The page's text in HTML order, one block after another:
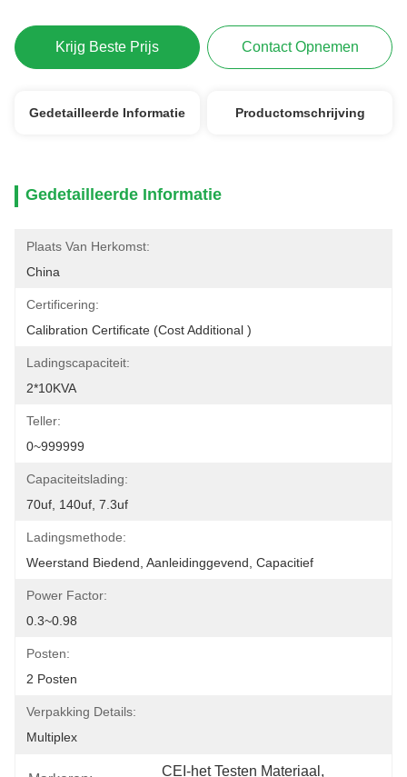
Krijg Beste Prijs Contact Opnemen
Gedetailleerde Informatie Productomschrijving
Gedetailleerde Informatie
Plaats Van Herkomst:
China
Certificering:
Calibration Certificate (cost Additional )
Ladingscapaciteit:
2*10KVA
Teller:
0~999999
Capaciteitslading:
70uf, 140uf, 7.3uf
Ladingsmethode:
Weerstand Biedend, Aanleidinggevend, Capacitief
Power Factor:
0.3~0.98
Posten:
2 Posten
Verpakking Details:
Multiplex
CEI-het Testen Materiaal ,